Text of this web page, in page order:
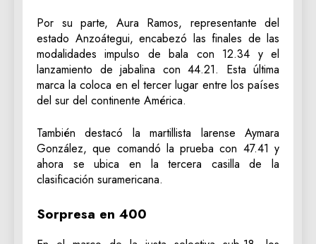
Por su parte, Aura Ramos, representante del
estado Anzoátegui, encabezó las finales de las
modalidades impulso de bala con 12.34 y el
lanzamiento de jabalina con 44.21. Esta última
marca la coloca en el tercer lugar entre los países
del sur del continente América.
También destacó la martillista larense Aymara
González, que comandó la prueba con 47.41 y
ahora se ubica en la tercera casilla de la
clasificación suramericana.
Sorpresa en 400